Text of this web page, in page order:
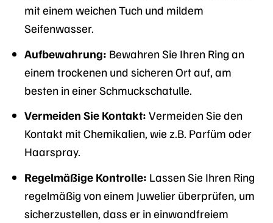
mit einem weichen Tuch und mildem
Seifenwasser.
Aufbewahrung: Bewahren Sie Ihren Ring an
einem trockenen und sicheren Ort auf, am
besten in einer Schmuckschatulle.
Vermeiden Sie Kontakt: Vermeiden Sie den
Kontakt mit Chemikalien, wie z.B. Parfüm oder
Haarspray.
Regelmäßige Kontrolle: Lassen Sie Ihren Ring
regelmäßig von einem Juwelier überprüfen, um
sicherzustellen, dass er in einwandfreiem